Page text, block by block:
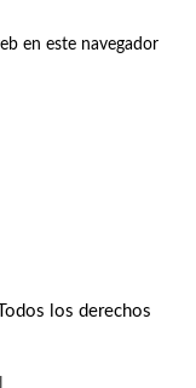
en este navegador
los derechos